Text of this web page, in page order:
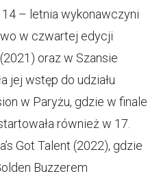
– letnia wykonawczyni
w czwartej edycji
oraz w Szansie
jej wstęp do udziału
w Paryżu, gdzie w finale
również w 17.
Got Talent (2022), gdzie
Buzzerem